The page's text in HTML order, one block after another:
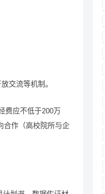
交流等机制。
费应不低于200万
合作（高校院所与企